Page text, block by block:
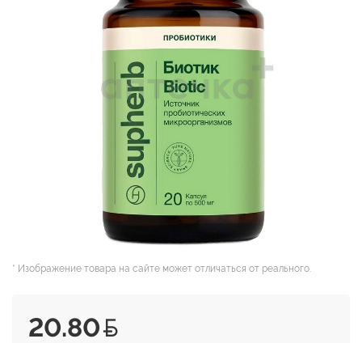
* Изображение товара на сайте может отличаться от реального.
20.80